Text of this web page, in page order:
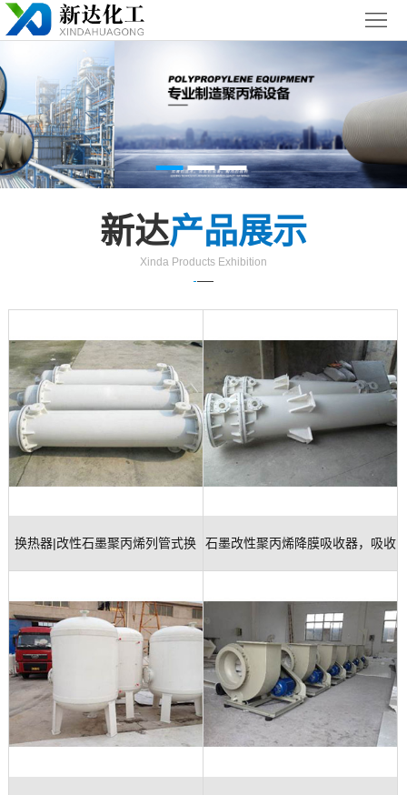
关
于
我
们
新
闻
中
聚丙烯
（PP）
PPH
烯
复
合
玻
钢
备
（FRP）
设备
案
例
展
示
联
系
我
新达产品展示
Xinda Products Exhibition
换热器|改性石墨聚丙烯列管式换 石墨改性聚丙烯降膜吸收器，吸收